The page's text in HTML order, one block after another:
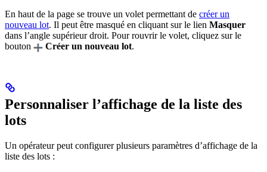
En haut de la page se trouve un volet permettant de créer un
nouveau lot. Il peut être masqué en cliquant sur le lien Masquer
dans l’angle supérieur droit. Pour rouvrir le volet, cliquez sur le
bouton
Créer un nouveau lot.
Personnaliser l’affichage de la liste des
lots
Un opérateur peut configurer plusieurs paramètres d’affichage de la
liste des lots :